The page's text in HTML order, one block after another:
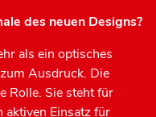
des neuen Designs?
als ein optisches
Ausdruck. Die
Rolle. Sie steht für
aktiven Einsatz für